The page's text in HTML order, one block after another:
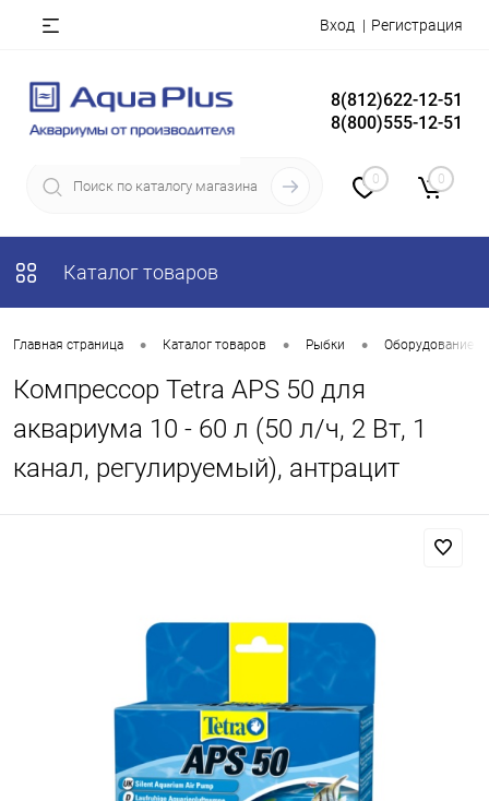
Вход Регистрация
8(812)622-12-51
8(800)555-12-51
0 0
Каталог товаров
Главная страница • Каталог товаров • Рыбки • Оборудование
Компрессор Tetra APS 50 для
аквариума 10 - 60 л (50 л/ч, 2 Вт, 1
канал, регулируемый), антрацит